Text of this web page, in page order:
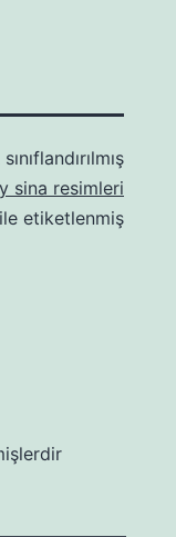
sina resimleri
ile etiketlenmiş